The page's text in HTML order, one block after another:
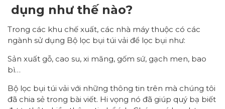
dụng như thế nào?
Trong các khu chế xuất, các nhà máy thuộc có các
ngành sử dụng Bộ lọc bụi túi vải để lọc bụi như:
Sản xuất gỗ, cao su, xi măng, gốm sứ, gạch men, bao
bì…
Bộ lọc bụi túi vải với những thông tin trên mà chúng tôi
đã chia sẻ trong bài viết. Hi vọng nó đã giúp quý bạ biết